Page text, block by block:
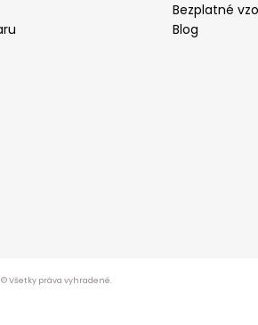
Bezplatné
Blog
© Všetky práva vyhradené.